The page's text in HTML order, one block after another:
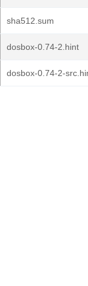
sha512.sum
dosbox-0.74-2.hint
dosbox-0.74-2-